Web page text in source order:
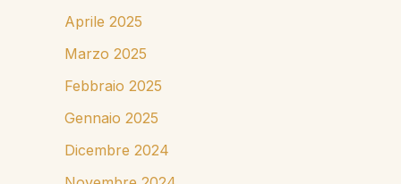
Aprile 2025
Marzo 2025
Febbraio 2025
Gennaio 2025
Dicembre 2024